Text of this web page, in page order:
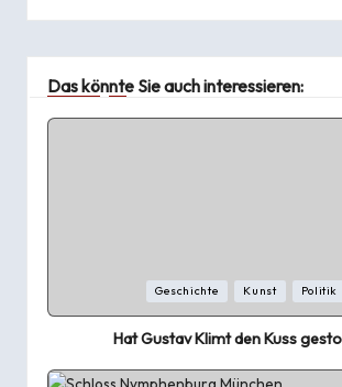
Das könnte Sie auch interessieren:
in
Geschichte Kunst Politik
Hat Gustav Klimt den Kuss